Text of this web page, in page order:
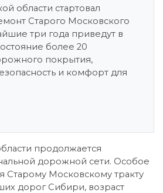
области стартовал
Старого Московского
три года приведут в
более 20
покрытия,
и комфорт для
продолжается
дорожной сети. Особое
Старому Московскому тракту
дорог Сибири, возраст